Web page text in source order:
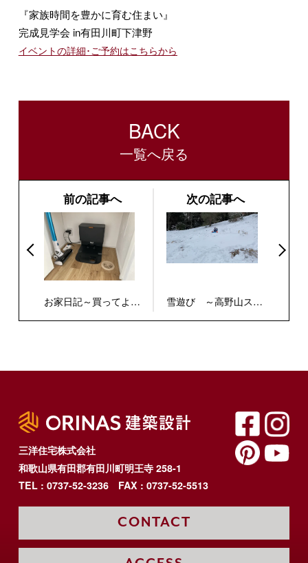
『家族時間を豊かに育む住まい』
完成見学会 in有田川町下津野
イベントの詳細･ご予約はこちらから
BACK
一覧へ戻る
前の記事へ
お家日記～買ってよか
次の記事へ
雪遊び ～高野山スキ
三洋住宅株式会社
和歌山県有田郡有田川町明王寺 258-1
TEL : 0737-52-3236FAX : 0737-52-5513
CONTACT